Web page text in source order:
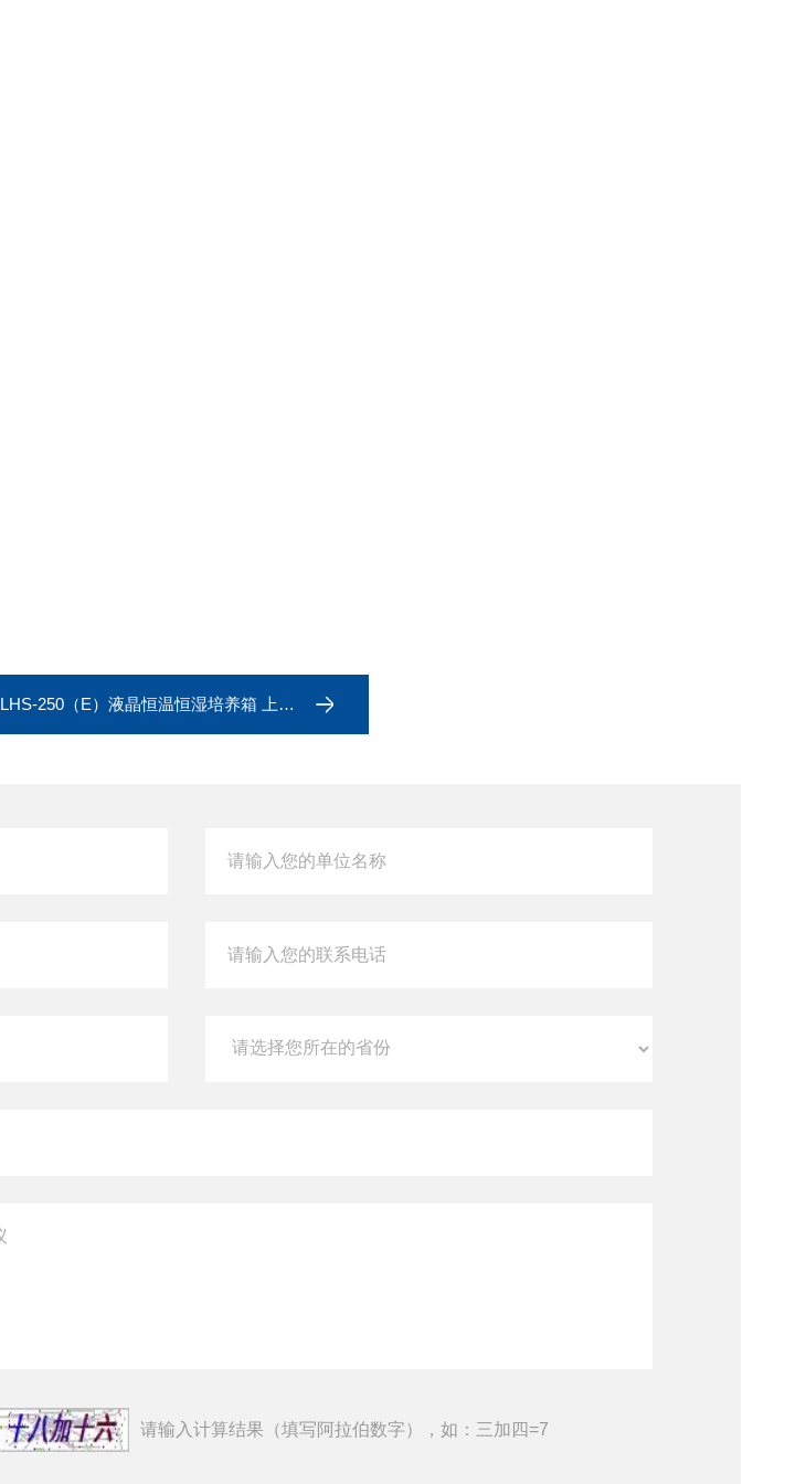
LHS-250（E）液晶恒温恒湿培养箱 上海培因实验仪器有限公司
请输入计算结果（填写阿拉伯数字），如：三加四=7